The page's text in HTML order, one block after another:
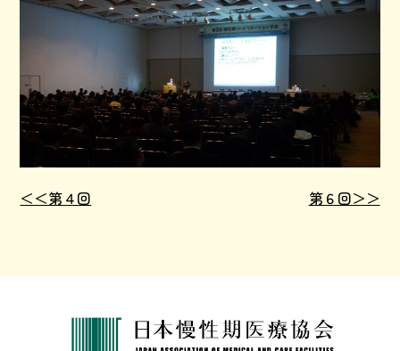
＜＜第４回 第６回＞＞